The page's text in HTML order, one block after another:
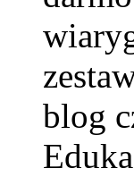
blog